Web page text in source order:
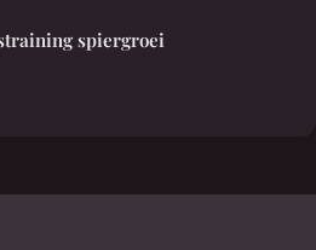
spiergroei